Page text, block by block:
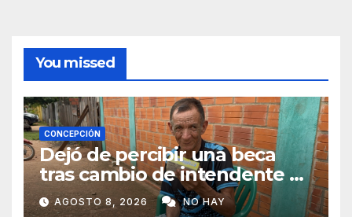
You missed
CONCEPCIÓN
Dejó de percibir una beca
tras cambio de intendente y
ahora vende caramelos para
AGOSTO 8, 2026 NO HAY